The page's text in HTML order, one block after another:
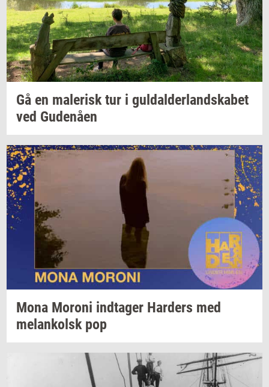
Gå en ma­le­risktur i gul­dal­der­land­ska­bet
ved Gu­denå­en
Mona Mor­o­ni ind­ta­ger Har­ders med
melan­kolskpop